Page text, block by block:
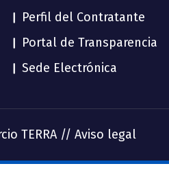
Perfil del Contratante
Portal de Transparencia
Sede Electrónica
TERRA // Aviso legal